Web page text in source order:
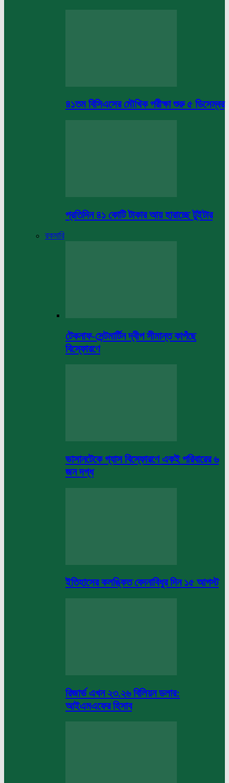
৪১তম বিসিএসের মৌখিক পরীক্ষা শুরু ৫ ডিসেম্বর
প্রতিদিন ৪১ কোটি টাকার আয় হারাচ্ছে টুইটার
রকমারি
টেকনাফ-সেন্টমার্টিন দ্বীপ সীমান্ত কাপঁছে
বিস্ফোরণে
ভাসানটেকে গ্যাস বিস্ফোরণে একই পরিবারের ৬
জন দগ্ধ
ইতিহাসের কলঙ্কিত বেদনাবিধুর দিন ১৫ আগস্ট
রিজার্ভ এখন ২৩.২৬ বিলিয়ন ডলার:
আইএমএফের হিসাব